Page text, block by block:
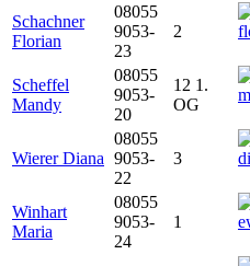
Schachner
Florian
08055
9053-
23
2
Scheffel
Mandy
08055
9053-
20
12 1.
OG
Wierer Diana
08055
9053-
22
3
Winhart
Maria
08055
9053-
24
1